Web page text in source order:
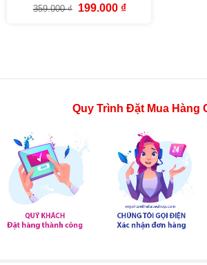
Treatment The Face Shop
359.000₫
Giá
199.000 ₫Giá
Quy Trình Đặt Mua Hàng